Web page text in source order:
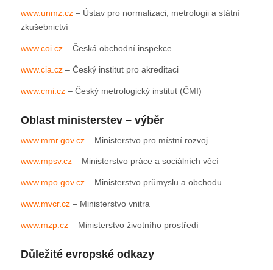
www.unmz.cz– Ústav pro normalizaci, metrologii a státní
zkušebnictví
www.coi.cz– Česká obchodní inspekce
www.cia.cz– Český institut pro akreditaci
www.cmi.cz– Český metrologický institut (ČMI)
Oblast ministerstev – výběr
www.mmr.gov.cz– Ministerstvo pro místní rozvoj
www.mpsv.cz– Ministerstvo práce a sociálních věcí
www.mpo.gov.cz– Ministerstvo průmyslu a obchodu
www.mvcr.cz– Ministerstvo vnitra
www.mzp.cz– Ministerstvo životního prostředí
Důležité evropské odkazy